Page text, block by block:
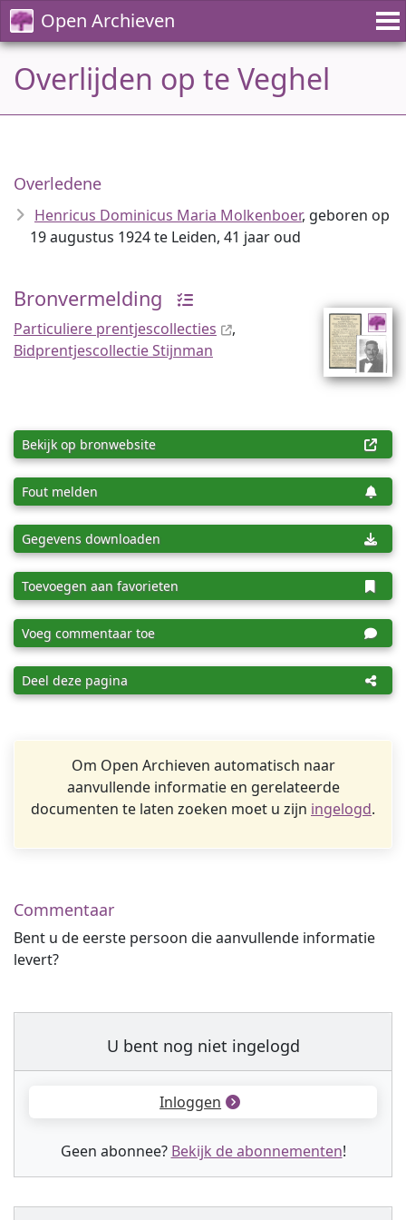
Open Archieven
Overlijden op te Veghel
Overledene
Henricus Dominicus Maria Molkenboer, geboren op
19 augustus 1924 te Leiden, 41 jaar oud
Bronvermelding
Particuliere prentjescollecties
,
Bidprentjescollectie Stijnman
Bekijk op bronwebsite
Fout melden
Gegevens downloaden
Toevoegen aan favorieten
Voeg commentaar toe
Deel deze pagina
Om Open Archieven automatisch naar
aanvullende informatie en gerelateerde
documenten te laten zoeken moet u zijn ingelogd.
Commentaar
Bent u de eerste persoon die aanvullende informatie
levert?
U bent nog niet ingelogd
Inloggen
Geen abonnee? Bekijk de abonnementen!